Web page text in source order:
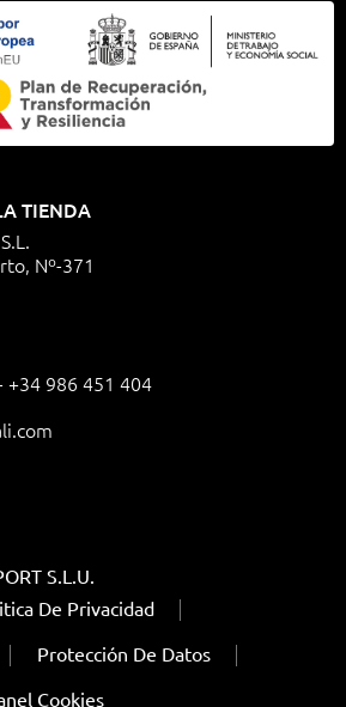
TIENDA
Nº-371
+34 986 451 404
S.L.U.
De Privacidad
Protección De Datos
Cookies